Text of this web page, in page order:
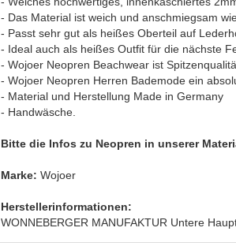
- Das Material ist weich und anschmiegsam
- Passt sehr gut als heißes Oberteil auf
- Ideal auch als heißes Outfit für die nächste
- Wojoer Neopren Beachwear ist
- Wojoer Neopren Herren Bademode ein
- Material und Herstellung Made in Germany
- Handwäsche.
Bitte die Infos zu Neopren in unserer
Marke: Wojoer
Herstellerinformationen:
WONNEBERGER MANUFAKTUR Untere